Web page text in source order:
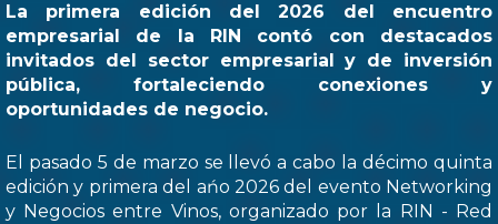
La primera edición del 2026 del encuentro
empresarial de la RIN contó con destacados
invitados del sector empresarial y de inversión
pública, fortaleciendo conexiones y
oportunidades de negocio.
El pasado 5 de marzo se llevó a cabo la décimo quinta
edición y primera del ańo 2026 del evento Networking
y Negocios entre Vinos, organizado por la RIN - Red